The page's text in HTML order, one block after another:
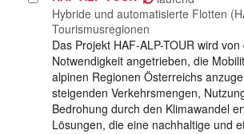
auswählen
Hybride und automatisierte Flotten
Tourismusregionen
Das Projekt HAF-ALP-TOUR wird
Notwendigkeit angetrieben, die
alpinen Regionen Österreichs
steigenden Verkehrsmengen,
Bedrohung durch den Klimawandel
Lösungen, die eine nachhaltige und